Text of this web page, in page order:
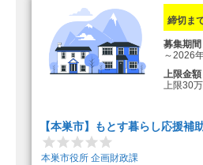
締切ま
募集期間
～2026
上限金
上限30万
【本巣市】もとす暮らし応援補
本巣市役所 企画財政課